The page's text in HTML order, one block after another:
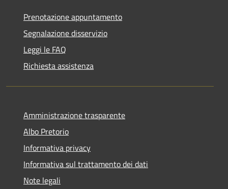
Prenotazione appuntamento
Segnalazione disservizio
Leggi le FAQ
Richiesta assistenza
Amministrazione trasparente
Albo Pretorio
Informativa privacy
Informativa sul trattamento dei dati
Note legali